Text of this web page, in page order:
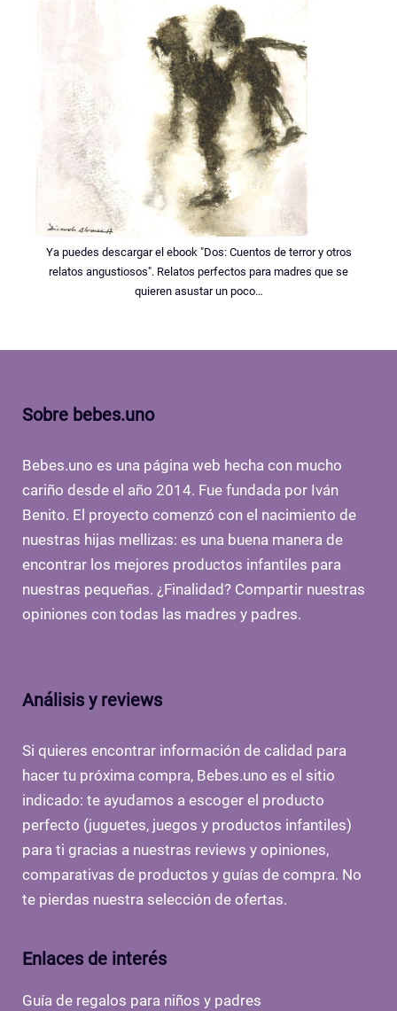
Ya puedes descargar el ebook "Dos: Cuentos de terror y otros
relatos angustiosos". Relatos perfectos para madres que se
quieren asustar un poco…
Sobre bebes.uno
Bebes.uno es una página web hecha con mucho
cariño desde el año 2014. Fue fundada por Iván
Benito. El proyecto comenzó con el nacimiento de
nuestras hijas mellizas: es una buena manera de
encontrar los mejores productos infantiles para
nuestras pequeñas. ¿Finalidad? Compartir nuestras
opiniones con todas las madres y padres.
Análisis y reviews
Si quieres encontrar información de calidad para
hacer tu próxima compra, Bebes.uno es el sitio
indicado: te ayudamos a escoger el producto
perfecto (juguetes, juegos y productos infantiles)
para ti gracias a nuestras reviews y opiniones,
comparativas de productos y guías de compra. No
te pierdas nuestra selección de ofertas.
Enlaces de interés
Guía de regalos para niños y padres